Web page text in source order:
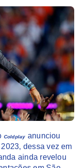
Coldplay anunciou
dessa vez em
ainda revelou